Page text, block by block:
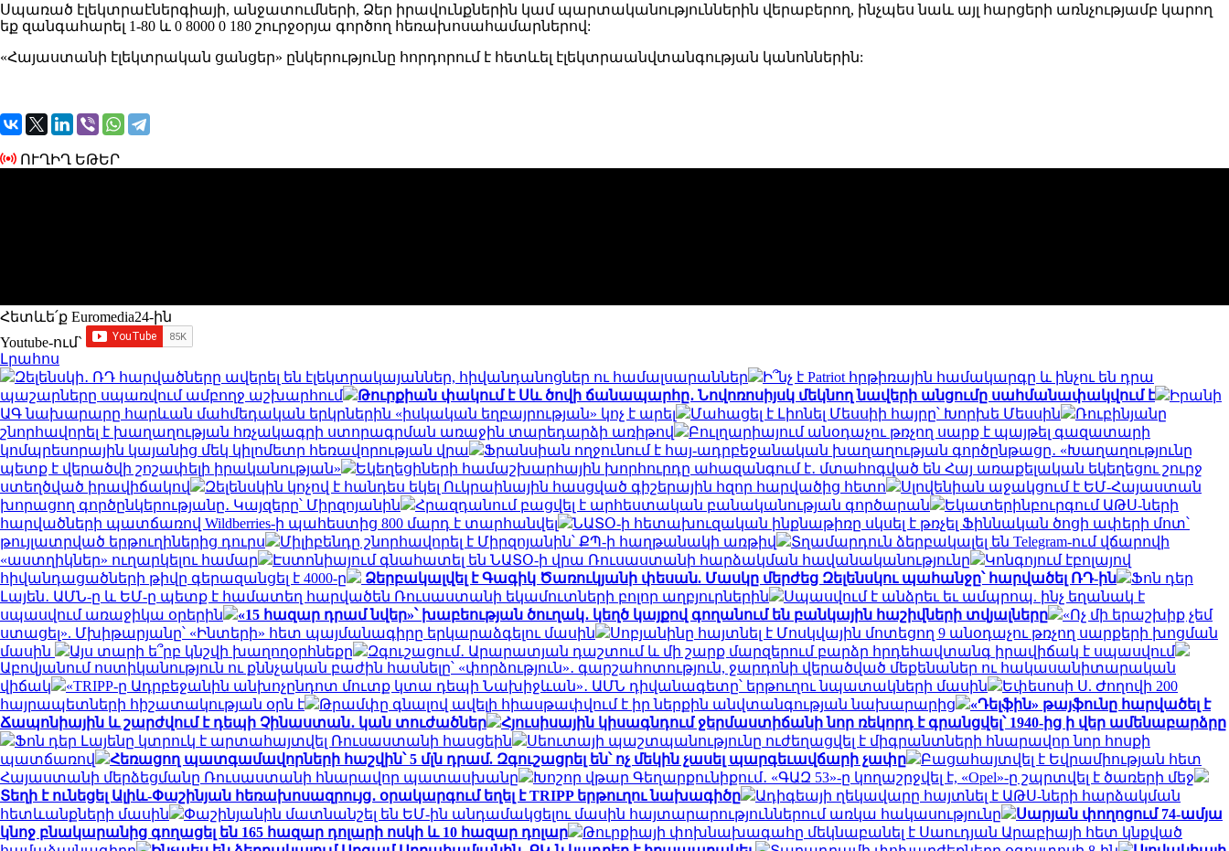
Սպառած էլեկտրաէներգիայի, անջատումների, Ձեր իրավունքներին կամ պարտականություններին վերաբերող, ինչպես նաև այլ հարցերի առնչությամբ կարող
եք զանգահարել 1-80 և 0 8000 0 180 շուրջօրյա գործող հեռախոսահամարներով:
«Հայաստանի էլեկտրական ցանցեր» ընկերությունը հորդորում է հետևել էլեկտրաանվտանգության կանոններին:
ՈՒՂԻՂ ԵԹԵՐ
Հետևե՛ք Euromedia24-ին
Youtube-ում`
Լրահոս
Զելենսկի․ ՌԴ հարվածները ավերել են էլեկտրակայաններ, հիվանդանոցներ ու համալսարաններ
Ի՞նչ է Patriot հրթիռային համակարգը և ինչու են դրա
պաշարները սպառվում ամբողջ աշխարհում
Թուրքիան փակում է Սև ծովի ճանապարհը․ Նովոռոսիյսկ մեկնող նավերի անցումը սահմանափակվում է
Իրանի
ԱԳ նախարարը հարևան մահմեդական երկրներին «իսկական եղբայրության» կոչ է արել
Մահացել է Լիոնել Մեսսիի հայրը՝ Խորխե Մեսսին
Ռուբինյանը
շնորհավորել է խաղաղության հռչակագրի ստորագրման առաջին տարեդարձի առիթով
Բուլղարիայում անօդաչու թռչող սարք է պայթել գազատարի
կոմպրեսորային կայանից մեկ կիլոմետր հեռավորության վրա
Ֆրանսիան ողջունում է հայ-ադրբեջանական խաղաղության գործընթացը․ «Խաղաղությունը
պետք է վերածվի շոշափելի իրականության»
Եկեղեցիների համաշխարհային խորհուրդը ահազանգում է․ մտահոգված են Հայ առաքելական եկեղեցու շուրջ
ստեղծված իրավիճակով
Զելենսկին կոչով է հանդես եկել Ուկրաինային հասցված գիշերային հզոր հարվածից հետո
Սլովենիան աջակցում է ԵՄ-Հայաստան
խորացող գործընկերությանը․ Կայզերը՝ Միրզոյանին
Հրազդանում բացվել է արհեստական բանականության գործարան
Եկատերինբուրգում ԱԹՍ-ների
հարվածների պատճառով Wildberries-ի պահեստից 800 մարդ է տարհանվել
ՆԱՏՕ-ի հետախուզական ինքնաթիռը սկսել է թռչել Ֆիննական ծոցի ափերի մոտ՝
թույլատրված երթուղիներից դուրս
Միլիբենդը շնորհավորել է Միրզոյանին՝ ՔՊ-ի հաղթանակի առթիվ
Տղամարդուն ձերբակալել են Telegram-ում վճարովի
«աստղիկներ» ուղարկելու համար
Էստոնիայում գնահատել են ՆԱՏՕ-ի վրա Ռուսաստանի հարձակման հավանականությունը
Կոնգոյում էբոլայով
հիվանդացածների թիվը գերազանցել է 4000-ը
Ձերբակալվել է Գագիկ Ծառուկյանի փեսան. Մասկը մերժեց Զելենսկու պահանջը՝ հարվածել ՌԴ-ին
Ֆոն դեր
Լայեն․ ԱՄՆ-ը և ԵՄ-ը պետք է համատեղ հարվածեն Ռուսաստանի եկամուտների բոլոր աղբյուրներին
Սպասվում է անձրեւ եւ ամպրոպ. ինչ եղանակ է
սպասվում առաջիկա օրերին
«15 հազար դրամ նվեր»՝ խաբեության ծուղակ․ կեղծ կայքով գողանում են բանկային հաշիվների տվյալները
«Ոչ մի երաշխիք չեմ
ստացել». Մխիթարյանը՝ «Ինտերի» հետ պայմանագիրը երկարաձգելու մասին
Սոբյանինը հայտնել է Մոսկվային մոտեցող 9 անօդաչու թռչող սարքերի խոցման
մասին
Այս տարի ե՞րբ կնշվի խաղողօրհնեքը
Զգուշացում․ Արարատյան դաշտում և մի շարք մարզերում բարձր հրդեհավտանգ իրավիճակ է սպասվում
Աբովյանում ոստիկանություն ու քննչական բաժին հասնելը՝ «փորձություն»․ գարշահոտություն, ջարդոնի վերածված մեքենաներ ու հակասանիտարական
վիճակ
«TRIPP-ը Ադրբեջանին անխոչընդոտ մուտք կտա դեպի Նախիջևան»․ ԱՄՆ դիվանագետը՝ երթուղու նպատակների մասին
Եփեսոսի Ս. Ժողովի 200
հայրապետների հիշատակության օրն է
Թրամփը գնալով ավելի հիասթափվում է իր ներքին անվտանգության նախարարից
«Դելֆին» թայֆունը հարվածել է
Ճապոնիային և շարժվում է դեպի Չինաստան․ կան տուժածներ
Հյուսիսային կիսագնդում ջերմաստիճանի նոր ռեկորդ է գրանցվել՝ 1940-ից ի վեր ամենաբարձրը
Ֆոն դեր Լայենը կտրուկ է արտահայտվել Ռուսաստանի հասցեին
Սեուտայի ​​պաշտպանությունը ուժեղացվել է միգրանտների հնարավոր նոր հոսքի
պատճառով
Հեռացող պատգամավորների հաշվին՝ 5 մլն դրամ. Զգուշացրել են՝ ոչ մեկին չասել պարգեւավճարի չափը
Բացահայտվել է Եվրամիության հետ
Հայաստանի մերձեցմանը Ռուսաստանի հնարավոր պատասխանը
Խոշոր վթար Գեղարքունիքում․ «ԳԱԶ 53»-ը կողաշրջվել է, «Opel»-ը շպրտվել է ծառերի մեջ
Տեղի է ունեցել Ալիև-Փաշինյան հեռախոսազրույց․ օրակարգում եղել է TRIPP երթուղու նախագիծը
Ադիգեայի ղեկավարը հայտնել է ԱԹՍ-ների հարձակման
հետևանքների մասին
Փաշինյանին մատնանշել են ԵՄ-ին անդամակցելու մասին հայտարարություններում առկա հակասությունը
Սարյան փողոցում 74-ամյա
կնոջ բնակարանից գողացել են 165 հազար դոլարի ոսկի և 10 հազար դոլար
Թուրքիայի փոխնախագահը մեկնաբանել է Սաուդյան Արաբիայի հետ կնքված